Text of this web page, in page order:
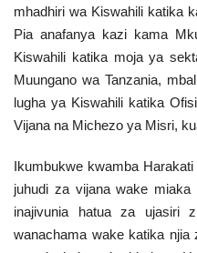
mhadhiri wa Kiswahili katika
Pia anafanya kazi kama
Kiswahili katika moja ya
Muungano wa Tanzania,
lugha ya Kiswahili katika
Vijana na Michezo ya Misri,
Ikumbukwe kwamba
juhudi za vijana wake
inajivunia hatua za ujasiri
wanachama wake katika